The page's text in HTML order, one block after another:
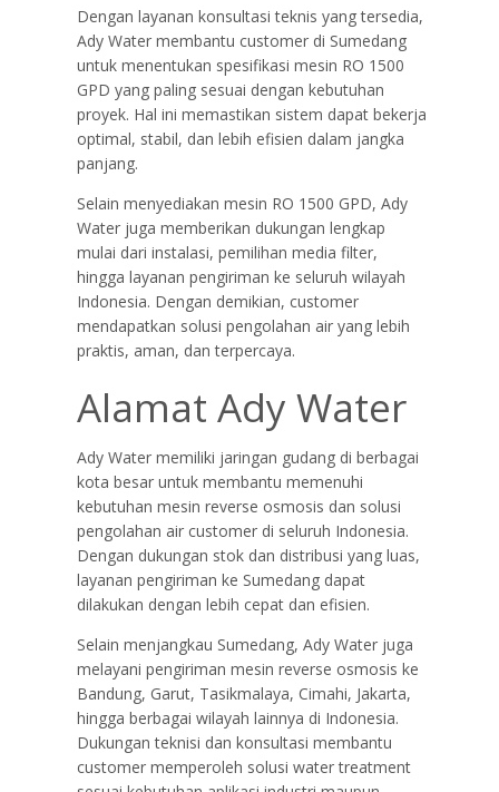
Dengan layanan konsultasi teknis yang tersedia,
Ady Water membantu customer di Sumedang
untuk menentukan spesifikasi mesin RO 1500
GPD yang paling sesuai dengan kebutuhan
proyek. Hal ini memastikan sistem dapat bekerja
optimal, stabil, dan lebih efisien dalam jangka
panjang.
Selain menyediakan mesin RO 1500 GPD, Ady
Water juga memberikan dukungan lengkap
mulai dari instalasi, pemilihan media filter,
hingga layanan pengiriman ke seluruh wilayah
Indonesia. Dengan demikian, customer
mendapatkan solusi pengolahan air yang lebih
praktis, aman, dan terpercaya.
Alamat Ady Water
Ady Water memiliki jaringan gudang di berbagai
kota besar untuk membantu memenuhi
kebutuhan mesin reverse osmosis dan solusi
pengolahan air customer di seluruh Indonesia.
Dengan dukungan stok dan distribusi yang luas,
layanan pengiriman ke Sumedang dapat
dilakukan dengan lebih cepat dan efisien.
Selain menjangkau Sumedang, Ady Water juga
melayani pengiriman mesin reverse osmosis ke
Bandung, Garut, Tasikmalaya, Cimahi, Jakarta,
hingga berbagai wilayah lainnya di Indonesia.
Dukungan teknisi dan konsultasi membantu
customer memperoleh solusi water treatment